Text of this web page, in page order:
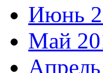
Июнь
Май